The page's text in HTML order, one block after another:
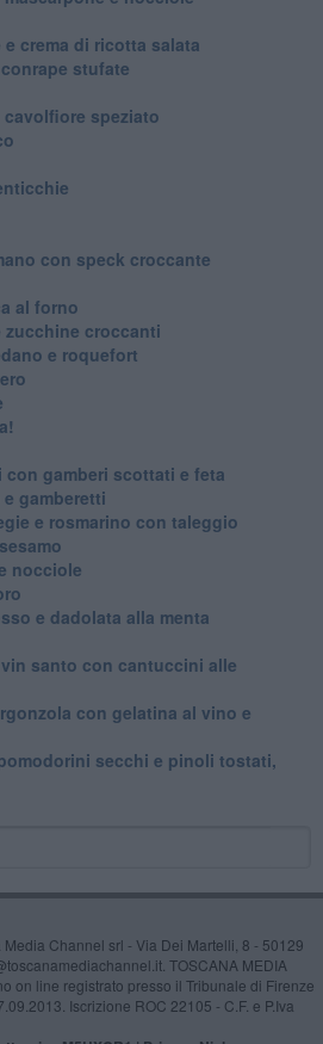
crema di ricotta salata
stufate
speziato
con speck croccante
al forno
zucchine croccanti
e roquefort
gamberi scottati e feta
gamberetti
e rosmarino con taleggio
nocciole
e dadolata alla menta
santo con cantuccini alle
con gelatina al vino e
secchi e pinoli tostati,
Media Channel srl - Via Dei Martelli, 8 - 50129
TOSCANA MEDIA
on line registrato presso il Tribunale di Firenze
Iscrizione ROC 22105 - C.F. e P.Iva